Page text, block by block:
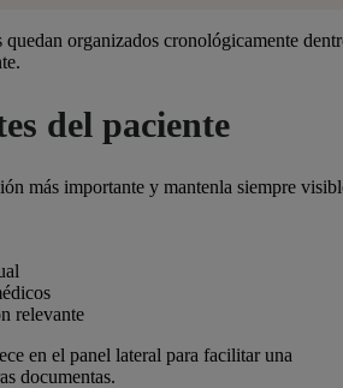
quedan organizados cronológicamente
del paciente
más importante y mantenla siempre
relevante
en el panel lateral para facilitar una
documentas.